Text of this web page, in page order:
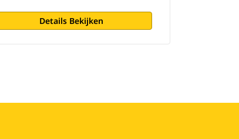
Details Bekijken